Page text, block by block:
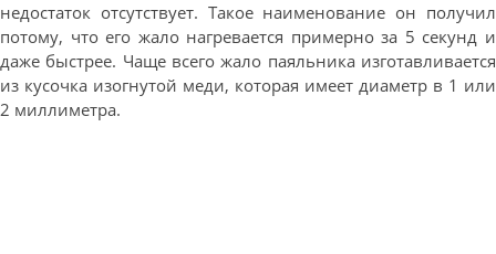
недостаток отсутствует. Такое наименование он получил
потому, что его жало нагревается примерно за 5 секунд и
даже быстрее. Чаще всего жало паяльника изготавливается
из кусочка изогнутой меди, которая имеет диаметр в 1 или
2 миллиметра.